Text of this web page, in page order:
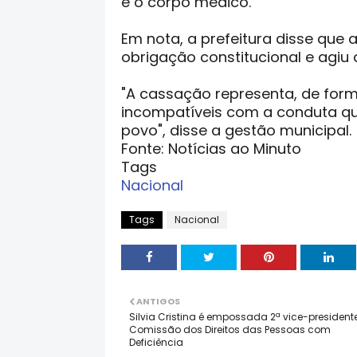
Em nota, a prefeitura disse que
obrigação constitucional e
"A cassação representa, de
incompatíveis com a conduta
povo", disse a gestão municipal.
Fonte: Notícias ao Minuto
Tags
Nacional
Tags Nacional
ANTIGOS
Silvia Cristina é empossada 2ª vice-
Comissão dos Direitos das Pessoas com
Deficiência